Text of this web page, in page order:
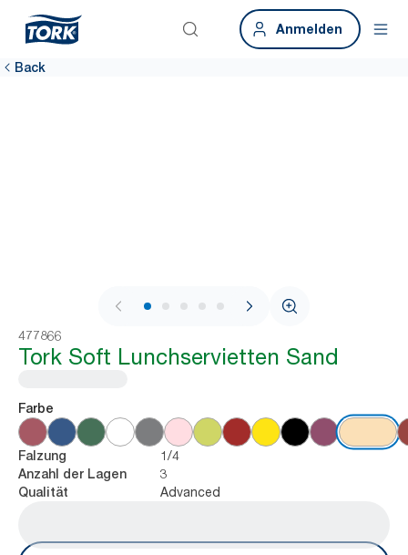
Anmelden
Back
1 / 6
477866
Tork Soft Lunchservietten Sand
Farbe
Falzung 1/4
Anzahl der Lagen 3
Qualität Advanced